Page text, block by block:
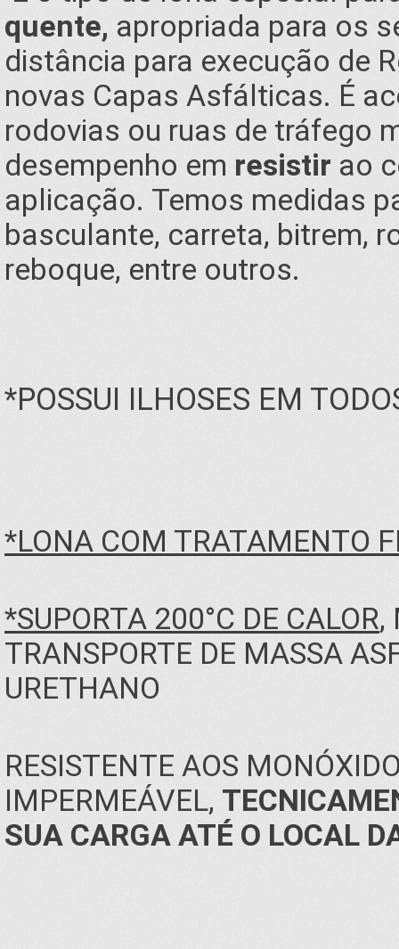
quente, apropriada para os
distância para execução de
novas Capas Asfálticas. É
rodovias ou ruas de tráfego
desempenho em resistir ao
aplicação. Temos medidas
basculante, carreta, bitrem,
reboque, entre outros.
*POSSUI ILHOSES EM
*LONA COM TRATAMENTO
*SUPORTA 200°C DE CALOR,
TRANSPORTE DE MASSA
URETHANO
RESISTENTE AOS
IMPERMEÁVEL,
SUA CARGA ATÉ O LOCAL